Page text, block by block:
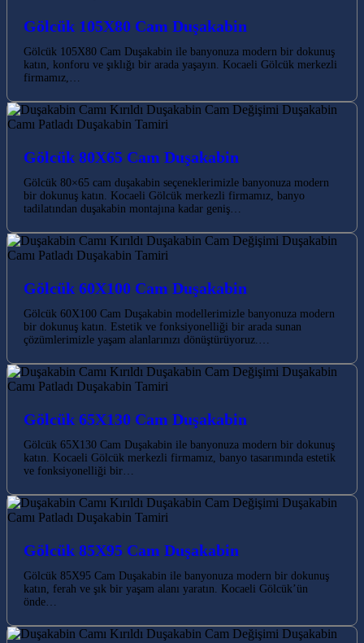
Gölcük 105X80 Cam Duşakabin
Gölcük 105X80 Cam Duşakabin ile banyonuza modern bir dokunuş
katın, konforu ve şıklığı bir arada yaşayın. Kocaeli Gölcük merkezli
firmamız,…
Gölcük 80X65 Cam Duşakabin
Gölcük 80×65 cam duşakabin seçeneklerimizle banyonuza modern
bir dokunuş katın. Kocaeli Gölcük merkezli firmamız, banyo
tadilatından duşakabin montajına kadar geniş…
Gölcük 60X100 Cam Duşakabin
Gölcük 60X100 Cam Duşakabin modellerimizle banyonuza modern
bir dokunuş katın. Estetik ve fonksiyonelliği bir arada sunan
çözümlerimizle yaşam alanlarınızı dönüştürüyoruz.…
Gölcük 65X130 Cam Duşakabin
Gölcük 65X130 Cam Duşakabin ile banyonuza modern bir dokunuş
katın. Kocaeli Gölcük merkezli firmamız, banyo tasarımında estetik
ve fonksiyonelliği bir…
Gölcük 85X95 Cam Duşakabin
Gölcük 85X95 Cam Duşakabin ile banyonuza modern bir dokunuş
katın, ferah ve şık bir yaşam alanı yaratın. Kocaeli Gölcük’ün
önde…